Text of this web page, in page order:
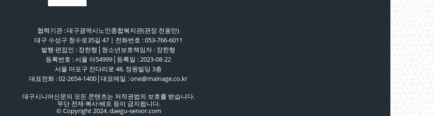
협력기관 : 대구광역시노인종합복지관(관장 전용만)
대구 수성구 청수로35길 47 | 전화번호 : 053-766-6011
발행·편집인 : 장한형│청소년보호책임자 : 장한형
등록번호 : 서울 아54999│등록일 : 2023-08-22
서울 마포구 잔다리로 48, 정원빌딩 3층
대표전화 : 02-2654-1400│대표메일 : one@mainage.co.kr
대구시니어신문의 모든 콘텐츠는 저작권법의 보호를 받습니다.
무단 전재·복사·배포 등이 금지됩니다.
© Copyright 2024. daegu-senior.com